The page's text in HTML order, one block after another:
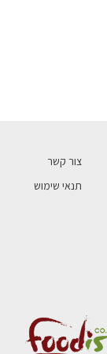
צור קשר
תנאי שימוש